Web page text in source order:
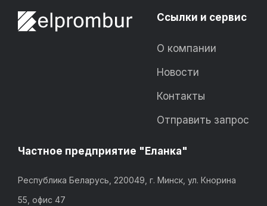
Ссылки и сервис
О компании
Новости
Контакты
Отправить запрос
Частное предприятие "Еланка"
Республика Беларусь, 220049, г. Минск, ул. Кнорина
55, офис 47